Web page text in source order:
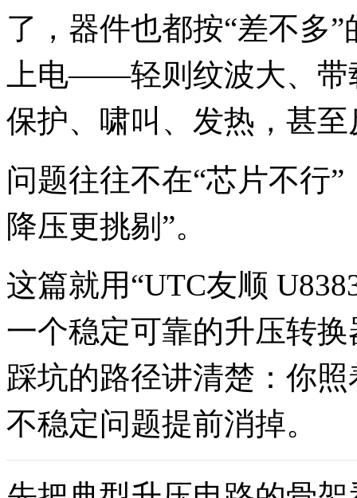
了，器件也都按“差不多
上电——轻则纹波大、带
保护、啸叫、发热，甚
问题往往不在“芯片不行
降压更挑剔”。
这篇就用“UTC友顺
一个稳定可靠的升压转
踩坑的路径讲清楚：你
不稳定问题提前消掉。